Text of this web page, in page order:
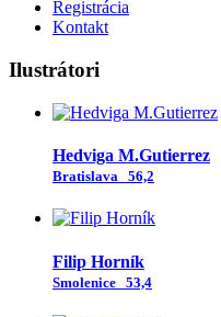
Registrácia
Kontakt
Ilustrátori
Hedviga M.Gutierrez
Bratislava 56,2
Filip Horník
Smolenice 53,4